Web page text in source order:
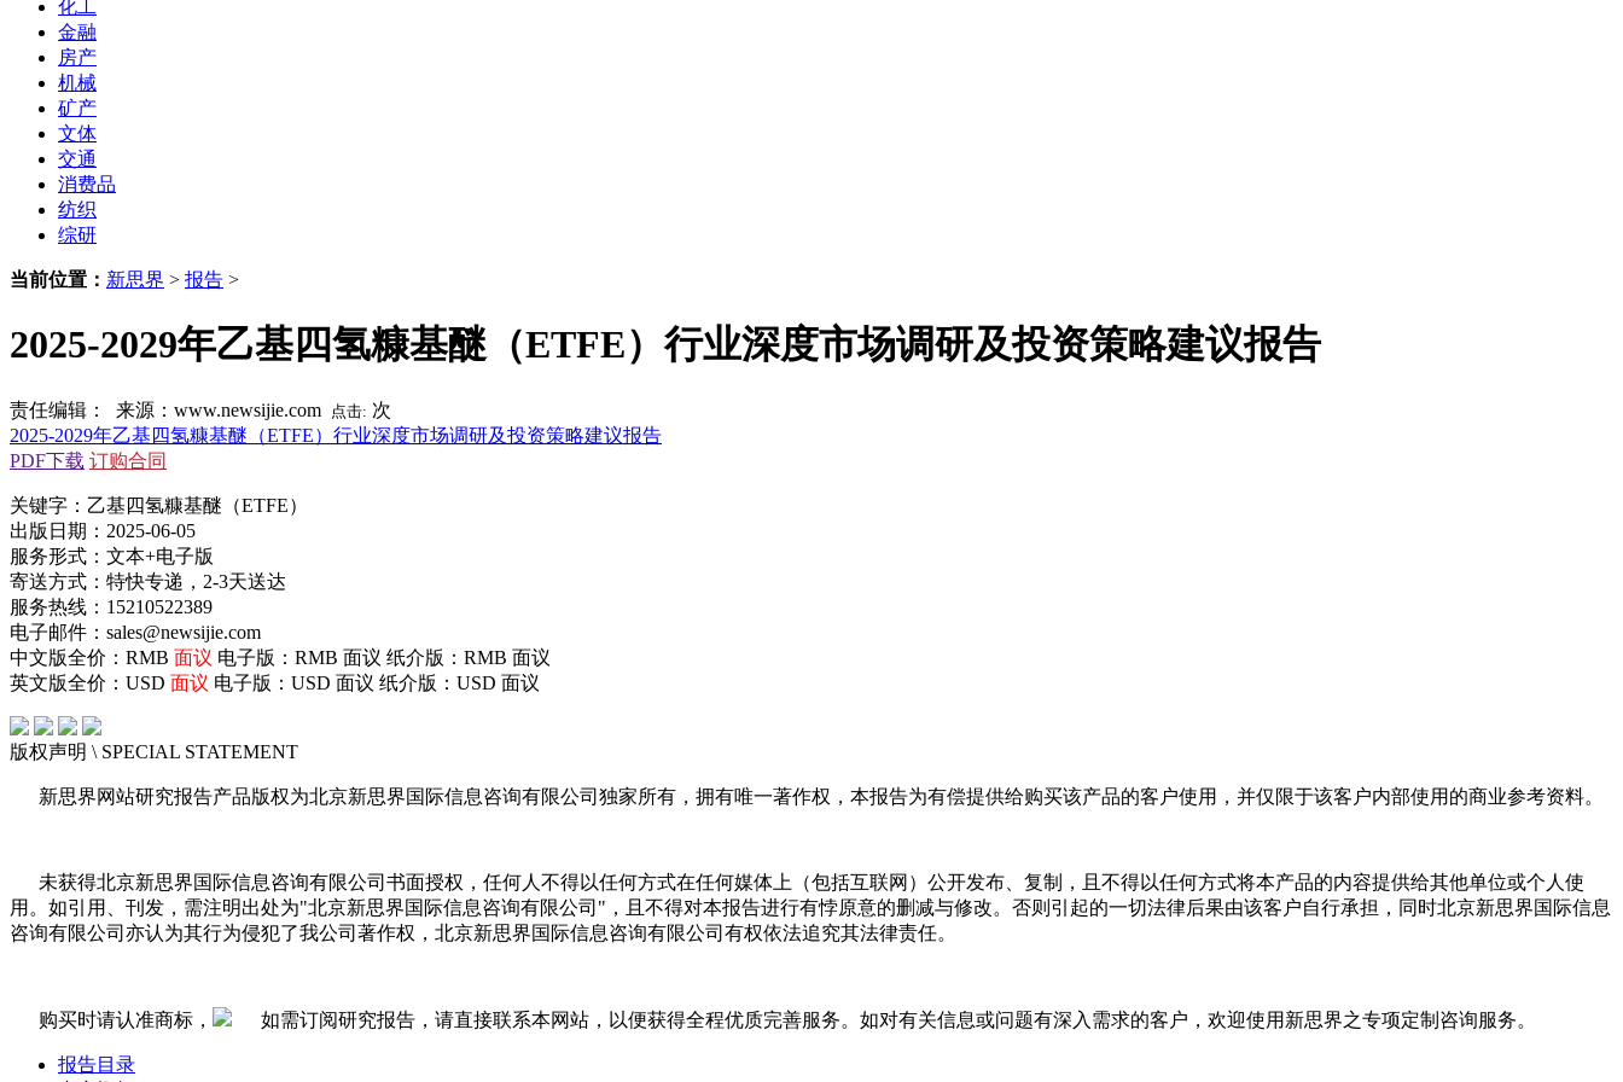
化工
金融
房产
机械
矿产
文体
交通
消费品
纺织
综研
当前位置： 新思界 > 报告 >
2025-2029年乙基四氢糠基醚（ETFE）行业深度市场调研及投资策略建议报告
责任编辑： 来源：www.newsijie.com 点击: 次
2025-2029年乙基四氢糠基醚（ETFE）行业深度市场调研及投资策略建议报告
PDF下载 订购合同
关键字：乙基四氢糠基醚（ETFE）
出版日期：2025-06-05
服务形式：文本+电子版
寄送方式：特快专递，2-3天送达
服务热线：15210522389
电子邮件：sales@newsijie.com
中文版全价：RMB 面议 电子版：RMB 面议 纸介版：RMB 面议
英文版全价：USD 面议 电子版：USD 面议 纸介版：USD 面议
版权声明 \ SPECIAL STATEMENT
新思界网站研究报告产品版权为北京新思界国际信息咨询有限公司独家所有，拥有唯一著作权，本报告为有偿提供给购买该产品的客户使用，并仅限于该客户内部使用的商业参考资料。
未获得北京新思界国际信息咨询有限公司书面授权，任何人不得以任何方式在任何媒体上（包括互联网）公开发布、复制，且不得以任何方式将本产品的内容提供给其他单位或个人使
用。如引用、刊发，需注明出处为"北京新思界国际信息咨询有限公司"，且不得对本报告进行有悖原意的删减与修改。否则引起的一切法律后果由该客户自行承担，同时北京新思界国际信息
咨询有限公司亦认为其行为侵犯了我公司著作权，北京新思界国际信息咨询有限公司有权依法追究其法律责任。
购买时请认准商标， 如需订阅研究报告，请直接联系本网站，以便获得全程优质完善服务。如对有关信息或问题有深入需求的客户，欢迎使用新思界之专项定制咨询服务。
报告目录